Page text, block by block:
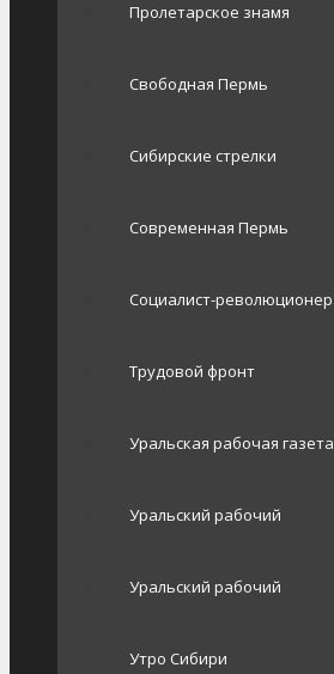
Пролетарское знамя
Свободная Пермь
Сибирские стрелки
Современная Пермь
Социалист-революционер
Трудовой фронт
Уральская рабочая газета
Уральский рабочий
Уральский рабочий
Утро Сибири